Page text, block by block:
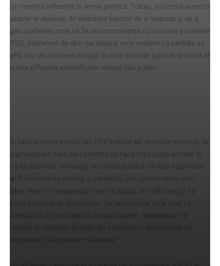
își mențină influența în arena politică. Totuși, succesul acestor
alianțe ar depinde de abilitatea liderilor de a negocia și de a
găsi parteneri care să fie în concordanță cu viziunea și valorile
PSD. Indiferent de direcția aleasă, este evident că partidul se
află într-un moment crucial, în care deciziile luate în prezent ar
putea influența semnificativ viitorul său politic.